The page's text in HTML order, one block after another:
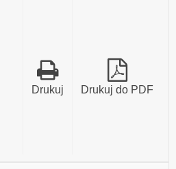
Drukuj do PDF
Drukuj